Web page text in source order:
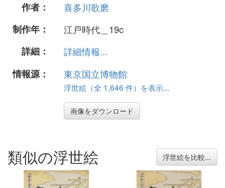
作者：
喜多川歌磨
制作年：
江戸時代＿19c
詳細：
詳細情報...
情報源：
東京国立博物館
浮世絵（全 1,646 件）を表示...
画像をダウンロード
類似の浮世絵 浮世絵を比較...